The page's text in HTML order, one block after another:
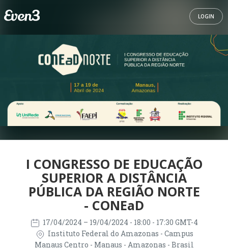
LOGIN
I CONGRESSO DE EDUCAÇÃO
SUPERIOR A DISTÂNCIA
PÚBLICA DA REGIÃO NORTE
- CONEaD
17/04/2024 – 19/04/2024 - 18:00 - 17:30 GMT-4
Instituto Federal do Amazonas - Campus
Manaus Centro - Manaus - Amazonas - Brasil